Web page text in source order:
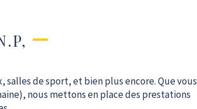
de sport, et bien plus encore. Que vous
nous mettons en place des prestations